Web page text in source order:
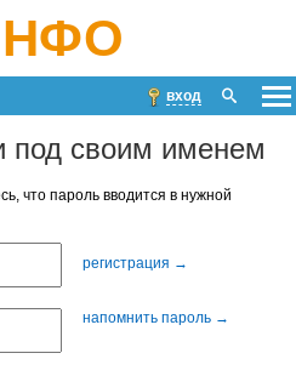
вход
под своим именем
что пароль вводится в нужной
регистрация →
напомнить пароль →